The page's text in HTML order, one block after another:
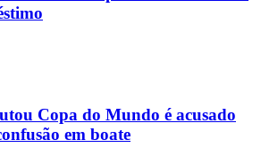
Copa do Mundo é acusado
em boate